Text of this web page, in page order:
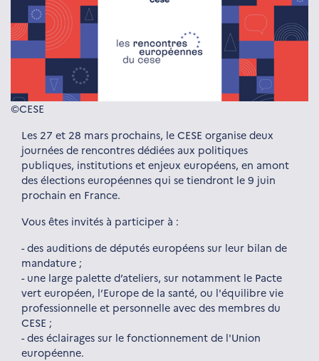
©CESE
Les 27 et 28 mars prochains, le CESE organise deux
journées de rencontres dédiées aux politiques
publiques, institutions et enjeux européens, en amont
des élections européennes qui se tiendront le 9 juin
prochain en France.
Vous êtes invités à participer à :
- des auditions de députés européens sur leur bilan de
mandature ;
- une large palette d’ateliers, sur notamment le Pacte
vert européen, l’Europe de la santé, ou l'équilibre vie
professionnelle et personnelle avec des membres du
CESE ;
- des éclairages sur le fonctionnement de l'Union
européenne.